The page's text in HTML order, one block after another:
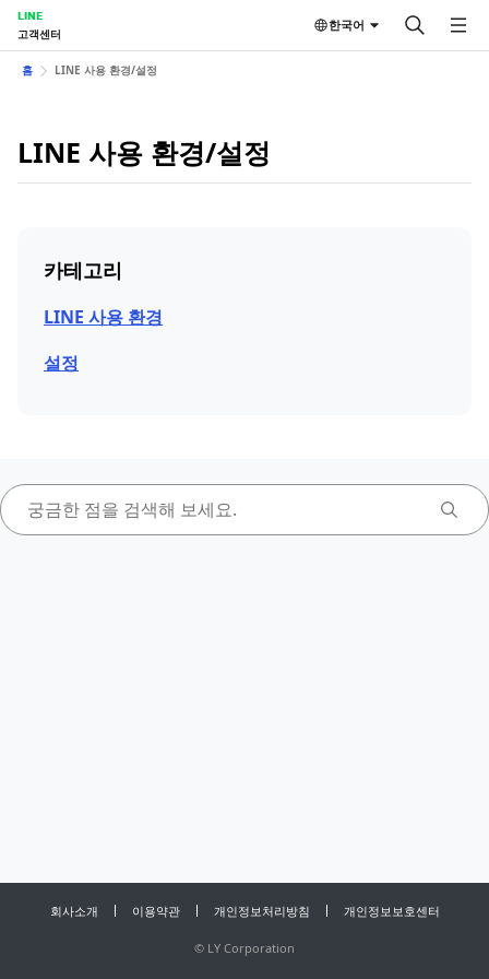
LINE
고객센터
한국어
홈 LINE 사용 환경/설정
LINE 사용 환경/설정
카테고리
LINE 사용 환경
설정
회사소개 이용약관 개인정보처리방침 개인정보보호센터
© LY Corporation